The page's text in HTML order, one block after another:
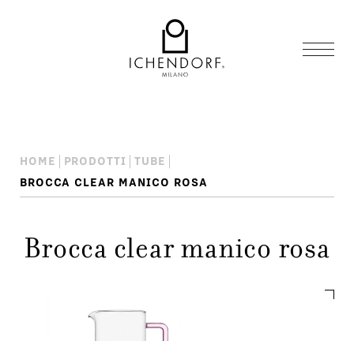
HOME PRODOTTI
TUBE
BROCCA CLEAR MANICO ROSA
Brocca clear manico rosa